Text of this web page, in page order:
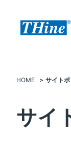
HOME サイト
サイ